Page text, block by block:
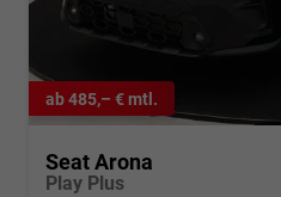
ab 485,– € mtl.
Seat Arona
Play Plus